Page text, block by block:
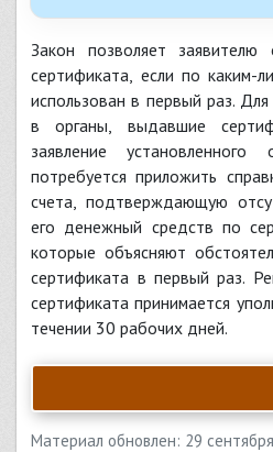
Закон позволяет заявителю
сертификата, если по каким-
использован в первый раз.
в органы, выдавшие
заявление
потребуется приложить
счета, подтверждающую
его денежный средств по
которые объясняют
сертификата в первый раз.
сертификата принимается
течении 30 рабочих дней.
Материал обновлен: 29